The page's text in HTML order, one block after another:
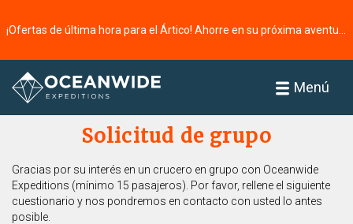
Menú
Página principal
Solicitud de grupo
Gracias por su interés en un crucero en grupo con Oceanwide
Expeditions (mínimo 15 pasajeros). Por favor, rellene el siguiente
cuestionario y nos pondremos en contacto con usted lo antes
posible.